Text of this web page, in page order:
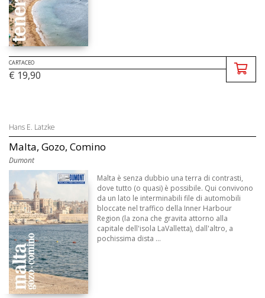
CARTACEO
€ 19,90
Hans E. Latzke
Malta, Gozo, Comino
Dumont
Malta è senza dubbio una terra di contrasti,
dove tutto (o quasi) è possibile. Qui convivono
da un lato le interminabili file di automobili
bloccate nel traffico della Inner Harbour
Region (la zona che gravita attorno alla
capitale dell'isola LaValletta), dall'altro, a
pochissima dista ...